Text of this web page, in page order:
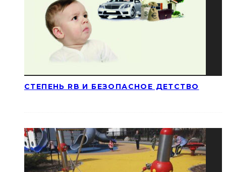
СТЕПЕНЬ RB И БЕЗОПАСНОЕ ДЕТСТВО